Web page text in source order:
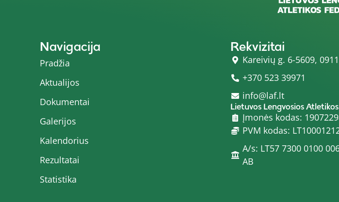
Navigacija
Pradžia
Aktualijos
Dokumentai
Galerijos
Kalendorius
Rezultatai
Statistika
Rekvizitai
Kareivių g. 6-5609,
+370 523 39971
info@laf.lt
Lietuvos Lengvosios
Įmonės kodas:
PVM kodas:
A/s: LT57 7300 0100
AB